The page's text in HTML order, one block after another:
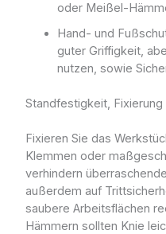
oder Meißel-
Hand- und
guter Griffigkeit,
nutzen, sowie
Standfestigkeit,
Fixieren Sie das
Klemmen oder
verhindern
außerdem auf
saubere Arbeitsflächen
Hämmern sollten Knie